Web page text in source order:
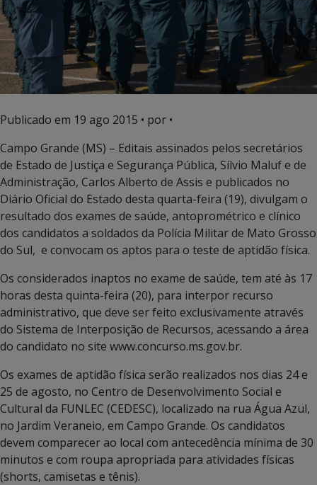
Publicado em 19 ago 2015 • por •
Campo Grande (MS) – Editais assinados pelos secretários
de Estado de Justiça e Segurança Pública, Sílvio Maluf e de
Administração, Carlos Alberto de Assis e publicados no
Diário Oficial do Estado desta quarta-feira (19), divulgam o
resultado dos exames de saúde, antoprométrico e clínico
dos candidatos a soldados da Polícia Militar de Mato Grosso
do Sul, e convocam os aptos para o teste de aptidão física.
Os considerados inaptos no exame de saúde, tem até às 17
horas desta quinta-feira (20), para interpor recurso
administrativo, que deve ser feito exclusivamente através
do Sistema de Interposição de Recursos, acessando a área
do candidato no site www.concurso.ms.gov.br.
Os exames de aptidão física serão realizados nos dias 24 e
25 de agosto, no Centro de Desenvolvimento Social e
Cultural da FUNLEC (CEDESC), localizado na rua Água Azul,
no Jardim Veraneio, em Campo Grande. Os candidatos
devem comparecer ao local com antecedência mínima de 30
minutos e com roupa apropriada para atividades físicas
(shorts, camisetas e tênis).